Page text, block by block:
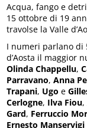
Acqua, fango e
15 ottobre di 19
travolse la Valle
I numeri parlano di
d’Aosta il maggior
Olinda Chappellu,
Parravano,Anna
Trapani, Ugo e
Cerlogne, Ilva Fiou,
Gard, Ferruccio
Ernesto Manservigi